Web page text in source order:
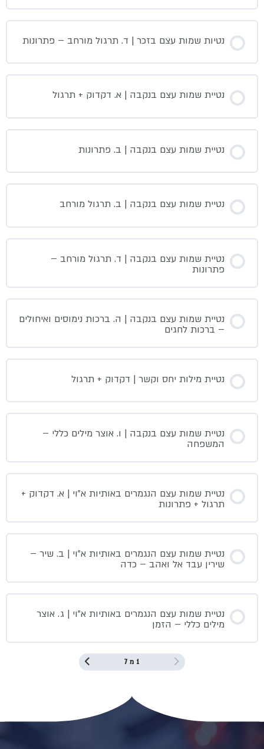
נטיות שמות עצם בזכר | ד. תרגול מורחב – פתרונות
נטיית שמות עצם בנקבה | א. דקדוק + תרגול
נטיית שמות עצם בנקבה | ב. פתרונות
נטיית שמות עצם בנקבה | ב. תרגול מורחב
נטיית שמות עצם בנקבה | ד. תרגול מורחב –
פתרונות
נטיית שמות עצם בנקבה | ה. ברכות נימוסים ואיחולים
– ברכות לחגים
נטיית מילות יחס וקשר | דקדוק + תרגול
נטיית שמות עצם בנקבה | ו. אוצר מילים כללי –
המשפחה
נטיית שמות עצם הנגמרים באותיות א”וי | א. דקדוק +
תרגול + פתרונות
נטיית שמות עצם הנגמרים באותיות א”וי | ב. שיר –
שירין עבד אל ואהב – כדה
נטיית שמות עצם הנגמרים באותיות א”וי | ג. אוצר
מילים כללי – הזמן
1 מ 7